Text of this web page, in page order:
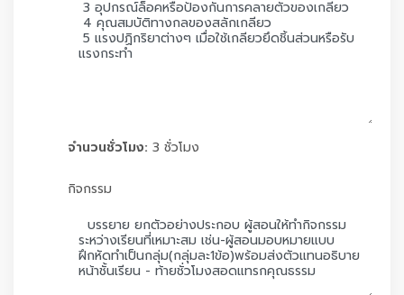
จำนวนชั่วโมง: 3 ชั่วโมง
กิจกรรม